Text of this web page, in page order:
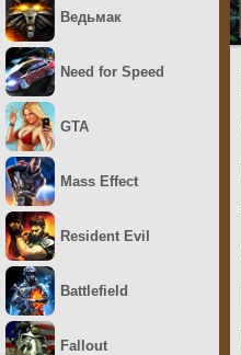
Ведьмак
Need for Speed
GTA
Mass Effect
Resident Evil
Battlefield
Fallout